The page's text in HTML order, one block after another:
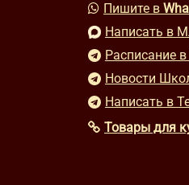
Пишите в
Написать в
Расписание
Новости
Написать в
Товары для